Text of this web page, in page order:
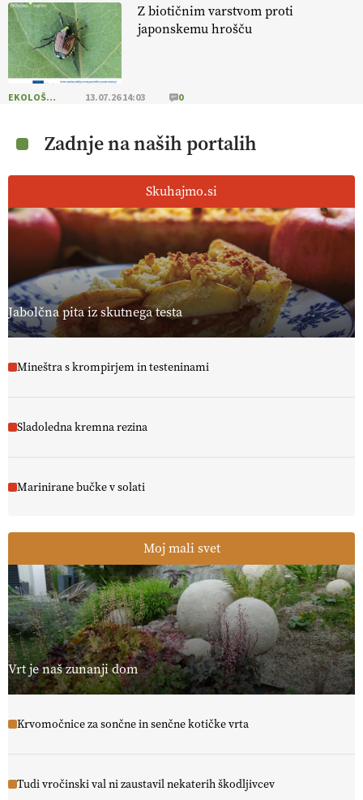
Z biotičnim varstvom proti
japonskemu hrošču
EKOLOŠKO LOGIČNO 13.07.26 14:03 0
Zadnje na naših portalih
Skuhajmo.si
Jabolčna pita iz skutnega testa
Mineštra s krompirjem in testeninami
Sladoledna kremna rezina
Marinirane bučke v solati
Moj mali svet
Vrt je naš zunanji dom
Krvomočnice za sončne in senčne kotičke vrta
Tudi vročinski val ni zaustavil nekaterih škodljivcev